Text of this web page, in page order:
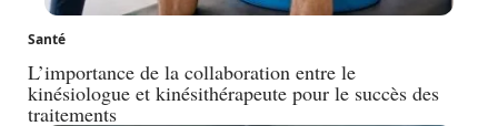
Santé
L’importance de la collaboration entre le
kinésiologue et kinésithérapeute pour le succès des
traitements